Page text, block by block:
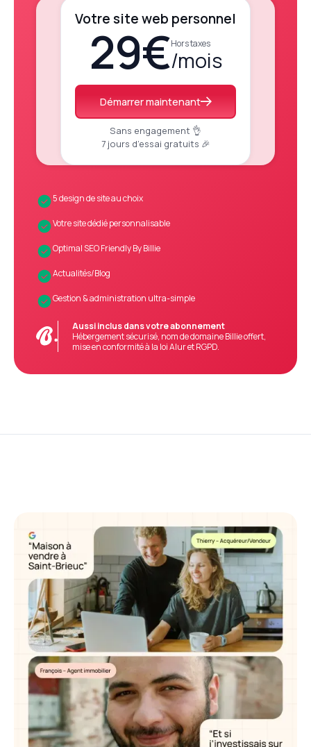
Votre site web personnel
29€Hors taxes
/mois
Démarrer maintenant
Sans engagement 👌
7 jours d’essai gratuits 🎉
5 design de site au choix
Votre site dédié personnalisable
Optimal SEO Friendly By Billie
Actualités/Blog
Gestion & administration ultra-simple
Aussi inclus dans votre abonnement
Hébergement sécurisé, nom de domaine Billie offert,
mise en conformité à la loi Alur et RGPD.